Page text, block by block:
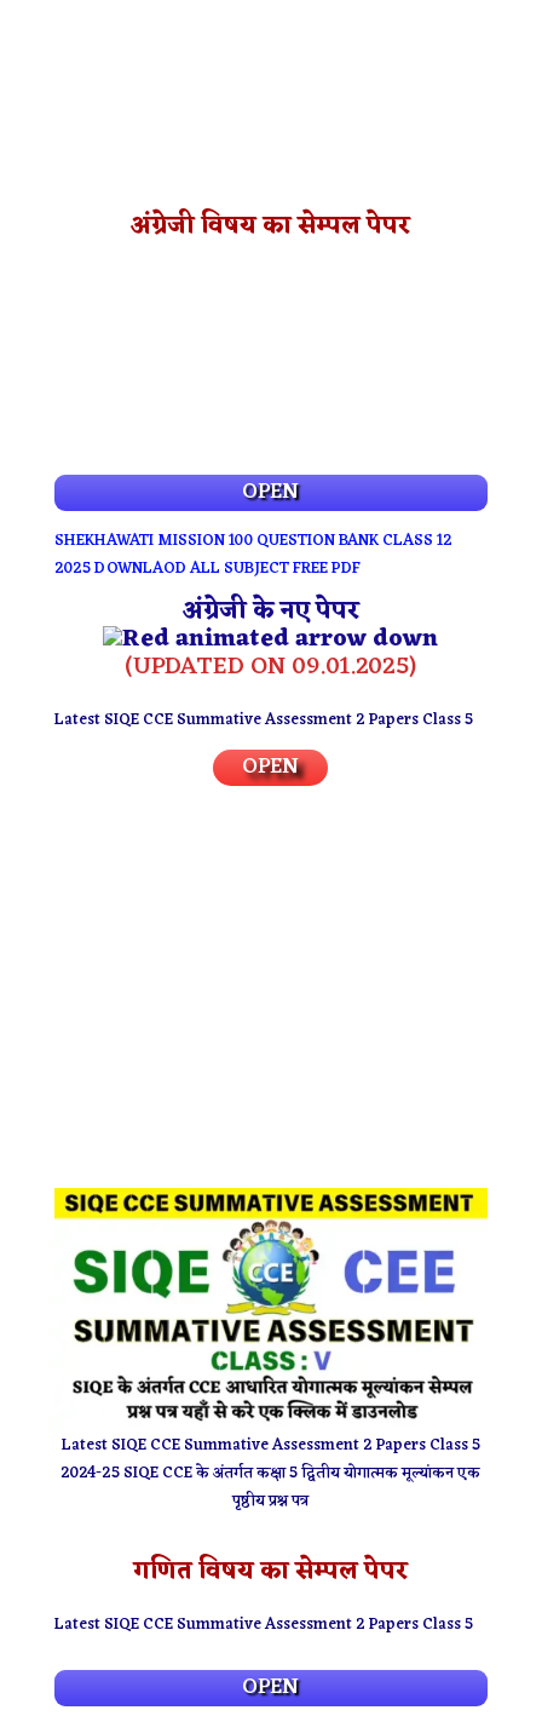
अंग्रेजी विषय का सेम्पल पेपर
OPEN
SHEKHAWATI MISSION 100 QUESTION BANK CLASS 12
2025 DOWNLAOD ALL SUBJECT FREE PDF
अंग्रेजी के नए पेपर
(UPDATED ON 09.01.2025)
Latest SIQE CCE Summative Assessment 2 Papers Class 5
OPEN
Latest SIQE CCE Summative Assessment 2 Papers Class 5
2024-25 SIQE CCE के अंतर्गत कक्षा 5 द्वितीय योगात्मक मूल्यांकन एक
पृष्ठीय प्रश्न पत्र
गणित विषय का सेम्पल पेपर
Latest SIQE CCE Summative Assessment 2 Papers Class 5
OPEN